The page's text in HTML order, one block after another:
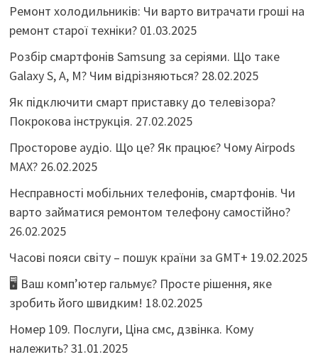
Ремонт холодильників: Чи варто витрачати гроші на
ремонт старої техніки? 01.03.2025
Розбір смартфонів Samsung за серіями. Що таке
Galaxy S, A, M? Чим відрізняються? 28.02.2025
Як підключити смарт приставку до телевізора?
Покрокова інструкція. 27.02.2025
Просторове аудіо. Що це? Як працює? Чому Airpods
MAX? 26.02.2025
Несправності мобільних телефонів, смартфонів. Чи
варто займатися ремонтом телефону самостійно?
26.02.2025
Часові пояси світу – пошук країни за GMT+ 19.02.2025
🖥️ Ваш комп’ютер гальмує? Просте рішення, яке
зробить його швидким! 18.02.2025
Номер 109. Послуги, Ціна смс, дзвінка. Кому
належить?31.01.2025